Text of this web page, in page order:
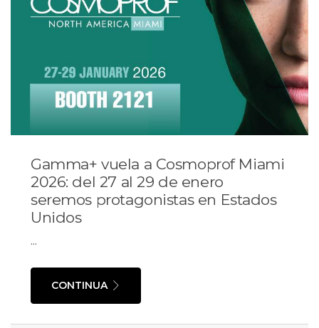
Gamma+ vuela a Cosmoprof Miami
2026: del 27 al 29 de enero
seremos protagonistas en Estados
Unidos
...
CONTINUA